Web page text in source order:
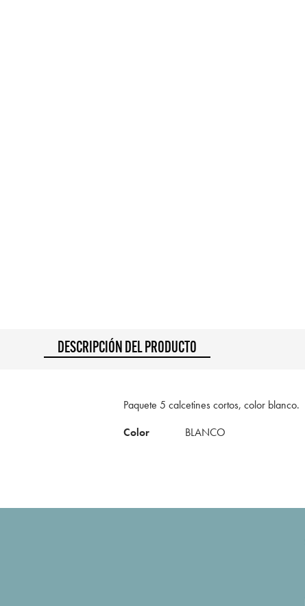
DESCRIPCIÓN DEL PRODUCTO
Paquete 5 calcetines cortos, color blanco.
Color
BLANCO